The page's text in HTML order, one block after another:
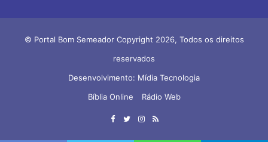
© Portal Bom Semeador Copyright 2026, Todos os direitos
reservados
Desenvolvimento: Mídia Tecnologia
Bíblia Online
Rádio Web